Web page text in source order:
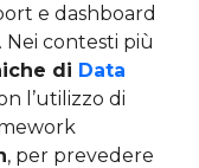
e dashboard
contesti più
di Data
l’utilizzo di
, per prevedere